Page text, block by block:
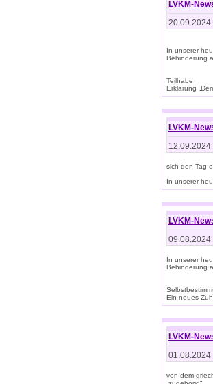
LVKM-
20.09.2024
In unserer
Behinderung
Teilhabe
Erklärung
LVKM-
12.09.2024
sich den Tag
In unserer
LVKM-
09.08.2024
In unserer
Behinderung
Ein neues
LVKM-
01.08.2024
von dem